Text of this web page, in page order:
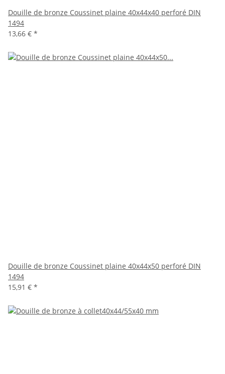
Douille de bronze Coussinet plaine 40x44x40 perforé DIN
1494
13,66 € *
Douille de bronze Coussinet plaine 40x44x50 perforé DIN
1494
15,91 € *